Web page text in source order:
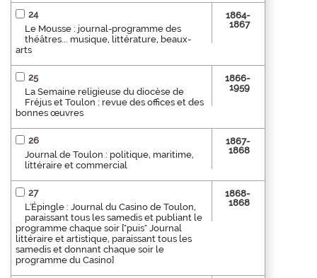
24
Le Mousse : journal-programme des
théâtres... musique, littérature, beaux-
arts
1864-
1867
25
La Semaine religieuse du diocèse de
Fréjus et Toulon : revue des offices et des
bonnes œuvres
1866-
1959
26
Journal de Toulon : politique, maritime,
littéraire et commercial
1867-
1868
27
L'Épingle : Journal du Casino de Toulon,
paraissant tous les samedis et publiant le
programme chaque soir ["puis" Journal
littéraire et artistique, paraissant tous les
samedis et donnant chaque soir le
programme du Casino]
1868-
1868